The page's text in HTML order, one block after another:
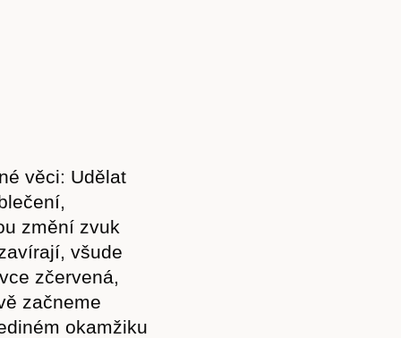
věci: Udělat
změní zvuk
všude
zčervená,
začneme
okamžiku